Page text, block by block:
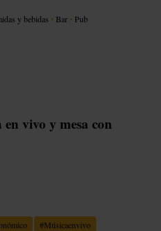
y bebidas • Bar • Pub
en vivo y mesa con
#Músicaenvivo